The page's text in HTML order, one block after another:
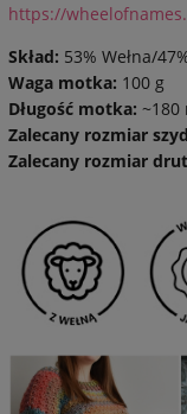
https://
Skład: 53% Wełna/
Waga motka: 100 g
Długość motka: ~180
Zalecany rozmiar
Zalecany rozmiar